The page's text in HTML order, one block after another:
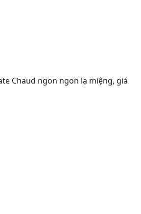
Chaud ngon ngon lạ miệng, giá